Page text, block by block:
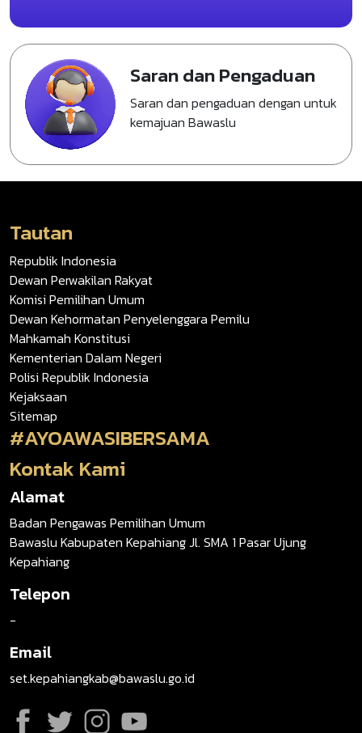
Saran dan Pengaduan
Saran dan pengaduan dengan untuk
kemajuan Bawaslu
Tautan
Republik Indonesia
Dewan Perwakilan Rakyat
Komisi Pemilihan Umum
Dewan Kehormatan Penyelenggara Pemilu
Mahkamah Konstitusi
Kementerian Dalam Negeri
Polisi Republik Indonesia
Kejaksaan
Sitemap
#AYOAWASIBERSAMA
Kontak Kami
Alamat
Badan Pengawas Pemilihan Umum
Bawaslu Kabupaten Kepahiang Jl. SMA 1 Pasar Ujung
Kepahiang
Telepon
-
Email
set.kepahiangkab@bawaslu.go.id